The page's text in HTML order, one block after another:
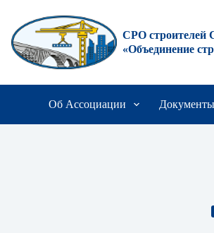
сути
СРО строителей
«Объединение
Об Ассоциации Документы